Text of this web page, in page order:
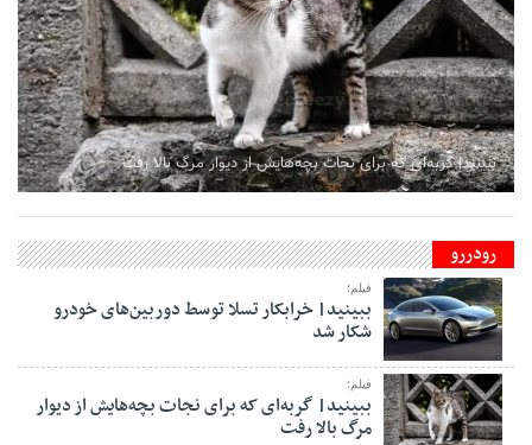
ببینید| گربه‌ای که برای نجات بچه‌هایش از دیوار مرگ بالا رفت
رودررو
فیلم؛
ببینید| خرابکار تسلا توسط دوربین‌های خودرو
شکار شد
فیلم؛
ببینید| گربه‌ای که برای نجات بچه‌هایش از دیوار
مرگ بالا رفت